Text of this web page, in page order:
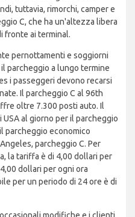
tuttavia, rimorchi, camper e
C, che ha un'altezza libera
fronte ai terminal.
pernottamenti e soggiorni
parcheggio a lungo termine
i passeggeri devono recarsi
Il parcheggio C al 96th
oltre 7.300 posti auto. Il
al giorno per il parcheggio
parcheggio economico
parcheggio C. Per
la tariffa è di 4,00 dollari per
dollari per ogni ora
per un periodo di 24 ore è di